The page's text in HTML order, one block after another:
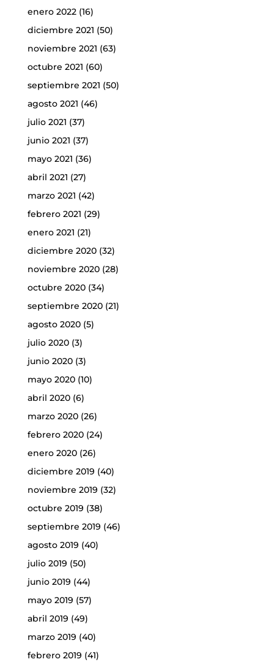
enero 2022(16)
diciembre 2021 (50)
noviembre 2021 (63)
octubre 2021 (60)
septiembre 2021 (50)
agosto 2021 (46)
julio 2021 (37)
junio 2021 (37)
mayo 2021 (36)
abril 2021 (27)
marzo 2021 (42)
febrero 2021 (29)
enero 2021 (21)
diciembre 2020(32)
noviembre 2020(28)
octubre 2020(34)
septiembre 2020(21)
agosto 2020(5)
julio 2020(3)
junio 2020(3)
mayo 2020(10)
abril 2020(6)
marzo 2020(26)
febrero 2020(24)
enero 2020(26)
diciembre 2019 (40)
noviembre 2019 (32)
octubre 2019 (38)
septiembre 2019 (46)
agosto 2019 (40)
julio 2019 (50)
junio 2019 (44)
mayo 2019 (57)
abril 2019 (49)
marzo 2019 (40)
febrero 2019 (41)